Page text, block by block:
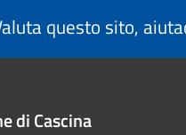
questo sito,
di Cascina